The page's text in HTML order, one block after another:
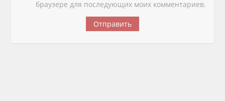
браузере для последующих моих комментариев.